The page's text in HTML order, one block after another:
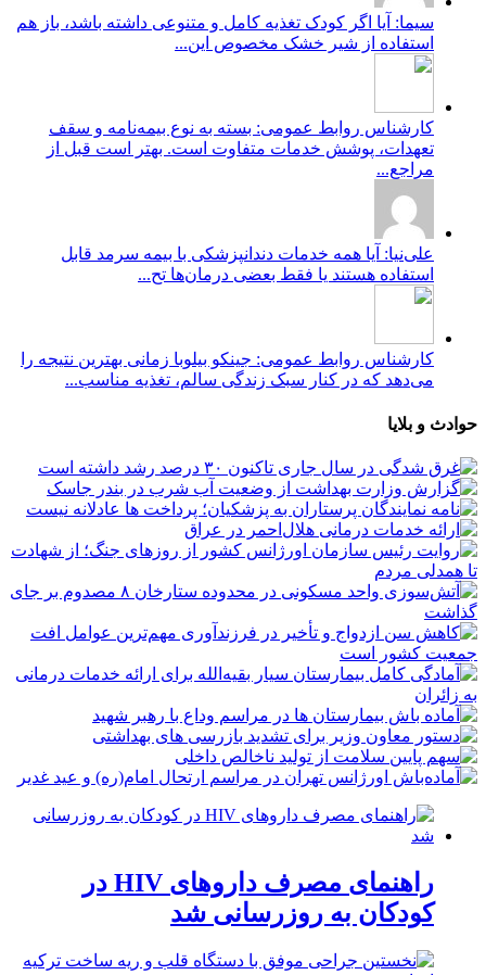
سیما: آیا اگر کودک تغذیه کامل و متنوعی داشته باشد، باز هم
استفاده از شیر خشک مخصوص این...
کارشناس روابط عمومی: بسته به نوع بیمه‌نامه و سقف
تعهدات، پوشش خدمات متفاوت است. بهتر است قبل از
مراجع...
علی‌نیا: آیا همه خدمات دندانپزشکی با بیمه سرمد قابل
استفاده هستند یا فقط بعضی درمان‌ها تح...
کارشناس روابط عمومی: جینکو بیلوبا زمانی بهترین نتیجه را
می‌دهد که در کنار سبک زندگی سالم، تغذیه مناسب...
حوادث و بلایا
راهنمای مصرف داروهای HIV در
کودکان به روزرسانی شد